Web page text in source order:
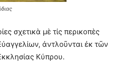
σχετικὰ μὲ τίς περικοπὲς
ἀντλοῦνται ἐκ τῶν
Κύπρου.